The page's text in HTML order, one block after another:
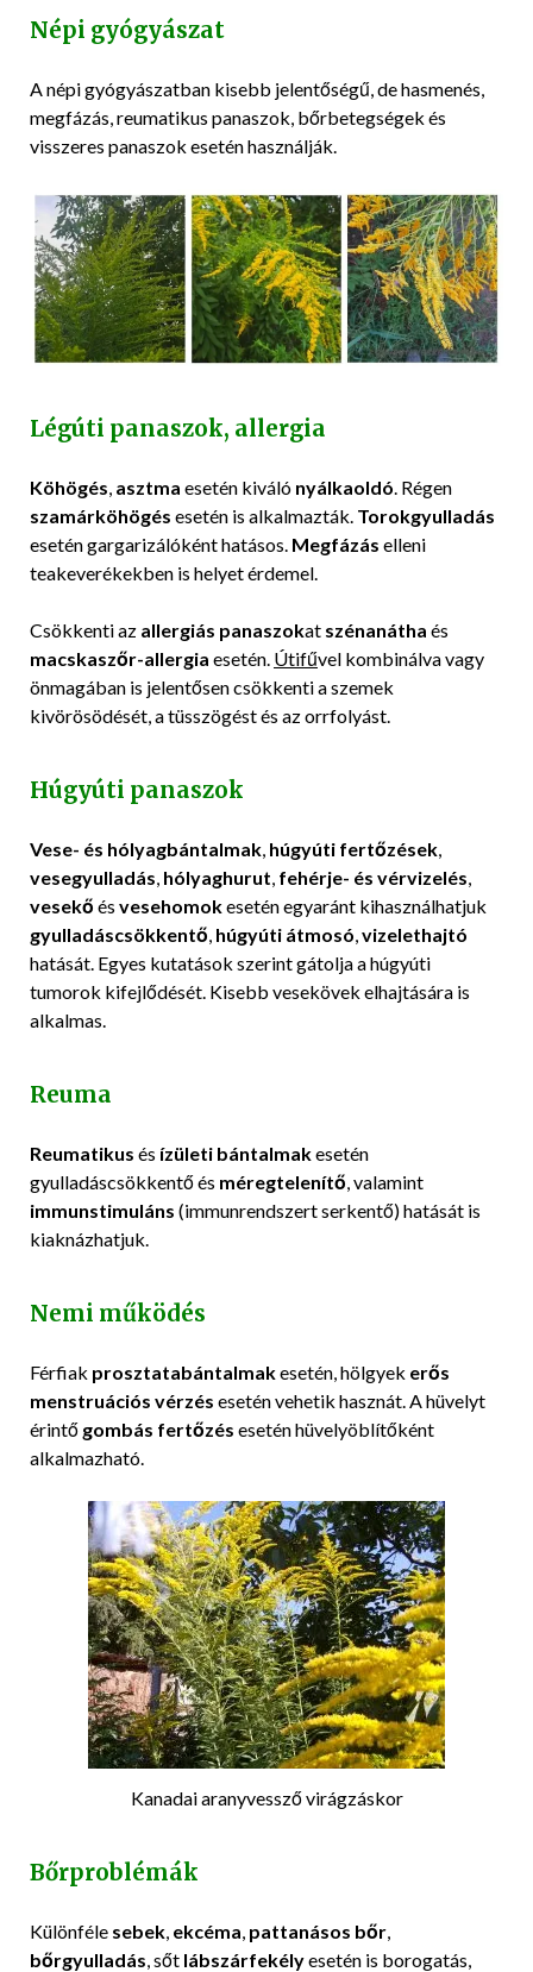
Népi gyógyászat
A népi gyógyászatban kisebb jelentőségű, de hasmenés,
megfázás, reumatikus panaszok, bőrbetegségek és
visszeres panaszok esetén használják.
Légúti panaszok, allergia
Köhögés, asztma esetén kiváló nyálkaoldó. Régen
szamárköhögés esetén is alkalmazták. Torokgyulladás
esetén gargarizálóként hatásos. Megfázás elleni
teakeverékekben is helyet érdemel.
Csökkenti az allergiás panaszokat szénanátha és
macskaszőr-allergia esetén. Útifűvel kombinálva vagy
önmagában is jelentősen csökkenti a szemek
kivörösödését, a tüsszögést és az orrfolyást.
Húgyúti panaszok
Vese- és hólyagbántalmak, húgyúti fertőzések,
vesegyulladás, hólyaghurut, fehérje- és vérvizelés,
vesekő és vesehomokesetén egyaránt kihasználhatjuk
gyulladáscsökkentő, húgyúti átmosó,vizelethajtó
hatását. Egyes kutatások szerint gátolja a húgyúti
tumorok kifejlődését. Kisebb vesekövek elhajtására is
alkalmas.
Reuma
Reumatikus és ízületi bántalmakesetén
gyulladáscsökkentő és méregtelenítő, valamint
immunstimuláns (immunrendszert serkentő) hatását is
kiaknázhatjuk.
Nemi működés
Férfiak prosztatabántalmakesetén, hölgyek erős
menstruációs vérzés esetén vehetik hasznát. A hüvelyt
érintő gombás fertőzés esetén hüvelyöblítőként
alkalmazható.
Kanadai aranyvessző virágzáskor
Bőrproblémák
Különféle sebek, ekcéma, pattanásos bőr,
bőrgyulladás, sőt lábszárfekélyesetén is borogatás,